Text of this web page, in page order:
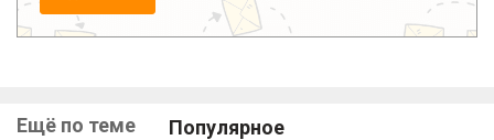
Ещё по теме Популярное